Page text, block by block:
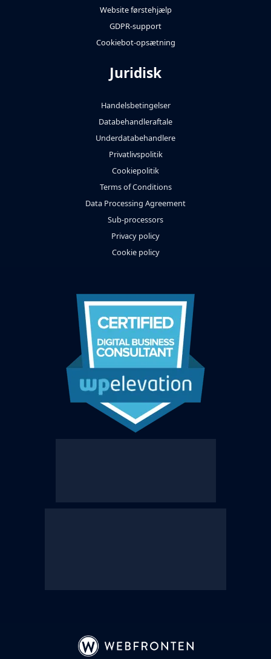
Website førstehjælp
GDPR-support
Cookiebot-opsætning
Juridisk
Handelsbetingelser
Databehandleraftale
Underdatabehandlere
Privatlivspolitik
Cookiepolitik
Terms of Conditions
Data Processing Agreement
Sub-processors
Privacy policy
Cookie policy